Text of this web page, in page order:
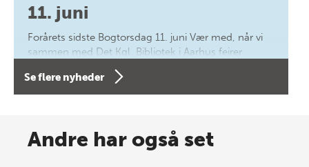
11. juni
Forårets sidste Bogtorsdag 11. juni Vær med, når vi
sammen med Det Kgl. Bibliotek i Aarhus fejrer
forfatterne bag vores nyes…
Spar op til 70% til sommer-
Se flere nyheder
Andre har også set